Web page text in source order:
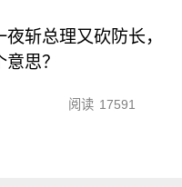
斩总理又砍防长，
思？
阅读 17591